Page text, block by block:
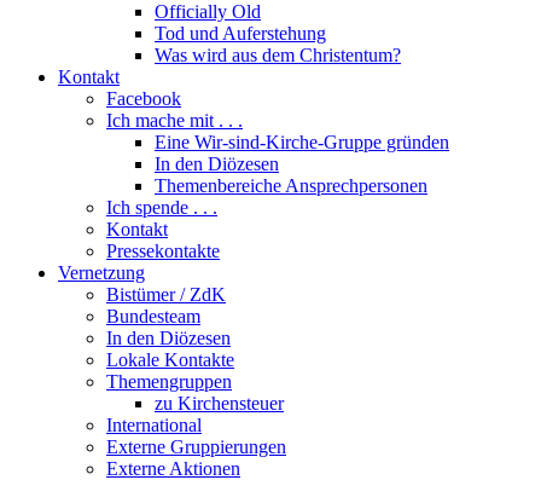
Officially Old
Tod und Auferstehung
Was wird aus dem Christentum?
Kontakt
Facebook
Ich mache mit . . .
Eine Wir-sind-Kirche-Gruppe gründen
In den Diözesen
Themenbereiche Ansprechpersonen
Ich spende . . .
Kontakt
Pressekontakte
Vernetzung
Bistümer / ZdK
Bundesteam
In den Diözesen
Lokale Kontakte
Themengruppen
zu Kirchensteuer
International
Externe Gruppierungen
Externe Aktionen